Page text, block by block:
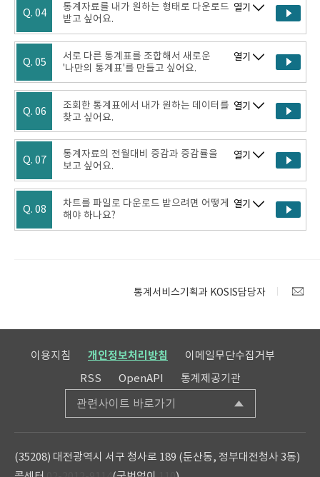
Q. 04
통계자료를 내가 원하는 형태로 다운로드
받고 싶어요.
열기
Q. 05
서로 다른 통계표를 조합해서 새로운
'나만의 통계표'를 만들고 싶어요.
열기
Q. 06
조회한 통계표에서 내가 원하는 데이터를
찾고 싶어요.
열기
Q. 07
통계자료의 전월대비 증감과 증감률을
보고 싶어요.
열기
Q. 08
차트를 파일로 다운로드 받으려면 어떻게
해야 하나요?
열기
통계서비스기획과 KOSIS담당자
이용지침 개인정보처리방침
이메일무단수집거부
RSS
OpenAPI 통계제공기관
관련사이트 바로가기
(35208) 대전광역시 서구 청사로 189 (둔산동, 정부대전청사 3동)